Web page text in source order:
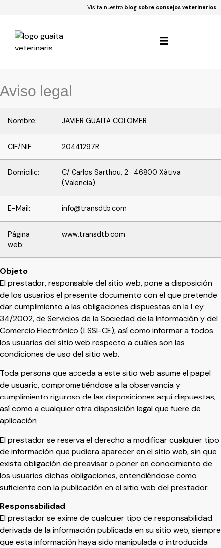
Visita nuestro blog sobre consejos veterinarios
Aviso legal
Nombre: JAVIER GUAITA COLOMER
CIF/NIF 20441297R
Domicilio:
C/ Carlos Sarthou, 2 · 46800 Xàtiva
(Valencia)
E-Mail: info@transdtb.com
Página
web:
www.transdtb.com
Objeto
El prestador, responsable del sitio web, pone a disposición
de los usuarios el presente documento con el que pretende
dar cumplimiento a las obligaciones dispuestas en la Ley
34/2002, de Servicios de la Sociedad de la Información y del
Comercio Electrónico (LSSI-CE), así como informar a todos
los usuarios del sitio web respecto a cuáles son las
condiciones de uso del sitio web.
Toda persona que acceda a este sitio web asume el papel
de usuario, comprometiéndose a la observancia y
cumplimiento riguroso de las disposiciones aquí dispuestas,
así como a cualquier otra disposición legal que fuere de
aplicación.
El prestador se reserva el derecho a modificar cualquier tipo
de información que pudiera aparecer en el sitio web, sin que
exista obligación de preavisar o poner en conocimiento de
los usuarios dichas obligaciones, entendiéndose como
suficiente con la publicación en el sitio web del prestador.
Responsabilidad
El prestador se exime de cualquier tipo de responsabilidad
derivada de la información publicada en su sitio web, siempre
que esta información haya sido manipulada o introducida